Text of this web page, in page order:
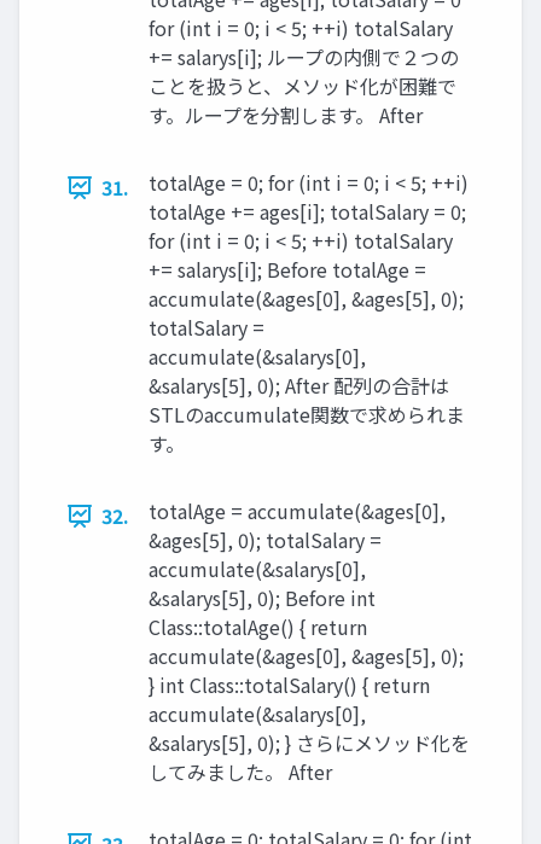
for (int i = 0; i < 5; ++i) totalSalary
+= salarys[i]; ループの内側で２つの
ことを扱うと、メソッド化が困難で
す。ループを分割します。 After
31.
totalAge = 0; for (int i = 0; i < 5; ++i)
totalAge += ages[i]; totalSalary = 0;
for (int i = 0; i < 5; ++i) totalSalary
+= salarys[i]; Before totalAge =
accumulate(&ages[0], &ages[5], 0);
totalSalary =
accumulate(&salarys[0],
&salarys[5], 0); After 配列の合計は
STLのaccumulate関数で求められま
す。
32.
totalAge = accumulate(&ages[0],
&ages[5], 0); totalSalary =
accumulate(&salarys[0],
&salarys[5], 0); Before int
Class::totalAge() { return
accumulate(&ages[0], &ages[5], 0);
} int Class::totalSalary() { return
accumulate(&salarys[0],
&salarys[5], 0); } さらにメソッド化を
してみました。 After